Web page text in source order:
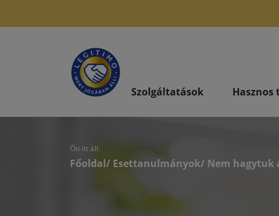
Szolgáltatások
Ön itt áll:
Főoldal/ Esettanulmányok/ Nem hagytuk